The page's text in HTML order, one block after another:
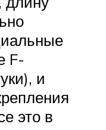
F-
и
это в